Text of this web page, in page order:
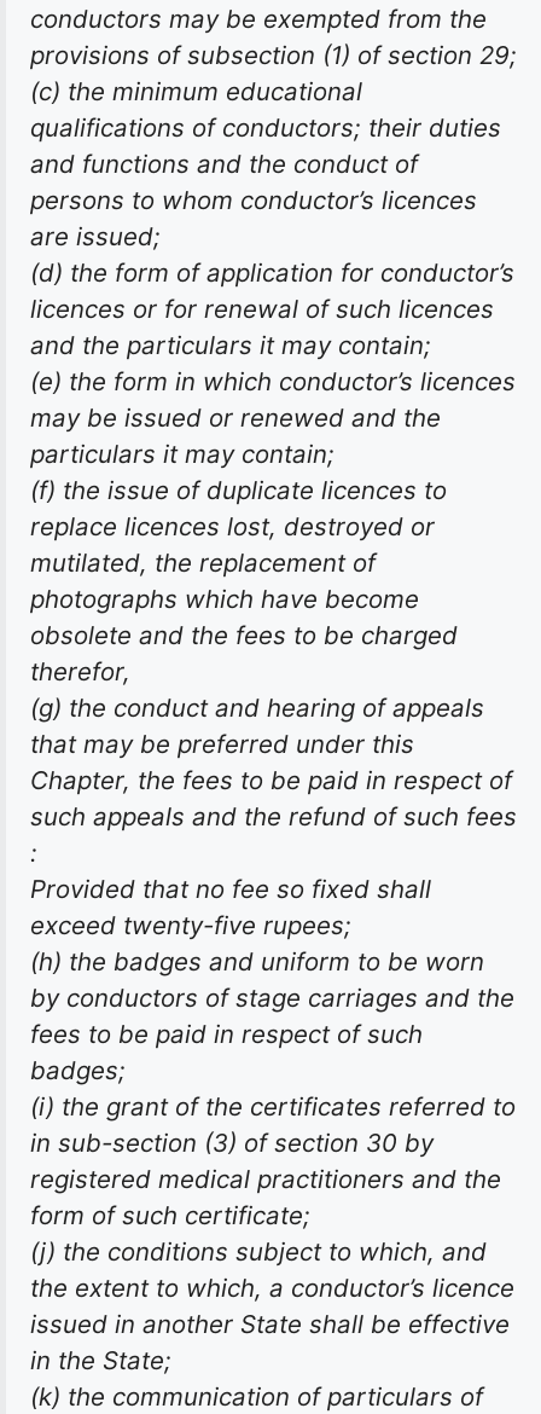
conductors may be exempted from the
provisions of subsection (1) of section 29;
(c) the minimum educational
qualifications of conductors; their duties
and functions and the conduct of
persons to whom conductor’s licences
are issued;
(d) the form of application for conductor’s
licences or for renewal of such licences
and the particulars it may contain;
(e) the form in which conductor’s licences
may be issued or renewed and the
particulars it may contain;
(f) the issue of duplicate licences to
replace licences lost, destroyed or
mutilated, the replacement of
photographs which have become
obsolete and the fees to be charged
therefor,
(g) the conduct and hearing of appeals
that may be preferred under this
Chapter, the fees to be paid in respect of
such appeals and the refund of such fees
:
Provided that no fee so fixed shall
exceed twenty-five rupees;
(h) the badges and uniform to be worn
by conductors of stage carriages and the
fees to be paid in respect of such
badges;
(i) the grant of the certificates referred to
in sub-section (3) of section 30 by
registered medical practitioners and the
form of such certificate;
(j) the conditions subject to which, and
the extent to which, a conductor’s licence
issued in another State shall be effective
in the State;
(k) the communication of particulars of